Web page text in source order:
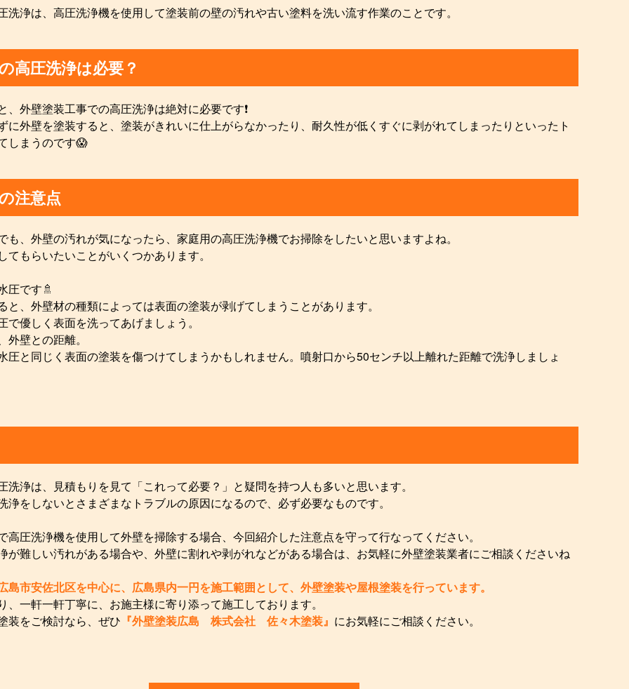
洗浄は、高圧洗浄機を使用して塗装前の壁の汚れや古い塗料を洗い流す作業のことです。
高圧洗浄は必要？
、外壁塗装工事での高圧洗浄は絶対に必要です❗️
に外壁を塗装すると、塗装がきれいに仕上がらなかったり、耐久性が低くすぐに剥がれてしまったりといったト
しまうのです😱
注意点
も、外壁の汚れが気になったら、家庭用の高圧洗浄機でお掃除をしたいと思いますよね。
てもらいたいことがいくつかあります。
圧です🚿
と、外壁材の種類によっては表面の塗装が剥げてしまうことがあります。
で優しく表面を洗ってあげましょう。
外壁との距離。
圧と同じく表面の塗装を傷つけてしまうかもしれません。噴射口から50センチ以上離れた距離で洗浄しましょ
洗浄は、見積もりを見て「これって必要？」と疑問を持つ人も多いと思います。
浄をしないとさまざまなトラブルの原因になるので、必ず必要なものです。
高圧洗浄機を使用して外壁を掃除する場合、今回紹介した注意点を守って行なってください。
が難しい汚れがある場合や、外壁に割れや剥がれなどがある場合は、お気軽に外壁塗装業者にご相談くださいね
島市安佐北区を中心に、広島県内一円を施工範囲として、外壁塗装や屋根塗装を行っています。
、一軒一軒丁寧に、お施主様に寄り添って施工しております。
装をご検討なら、ぜひ 『外壁塗装広島 株式会社 佐々木塗装』 にお気軽にご相談ください。